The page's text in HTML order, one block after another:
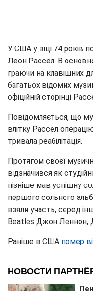
У США у віці 74 років
Леон Рассел. В
граючи на клавішних
багатьох відомих
офіційній сторінці
Повідомляється, що
влітку Рассел
тривала реабілітація.
Протягом своєї
відзначився як
пізніше мав успішну
першого сольного
взяли участь, серед
Beatles Джон Леннон,
Раніше в США помер